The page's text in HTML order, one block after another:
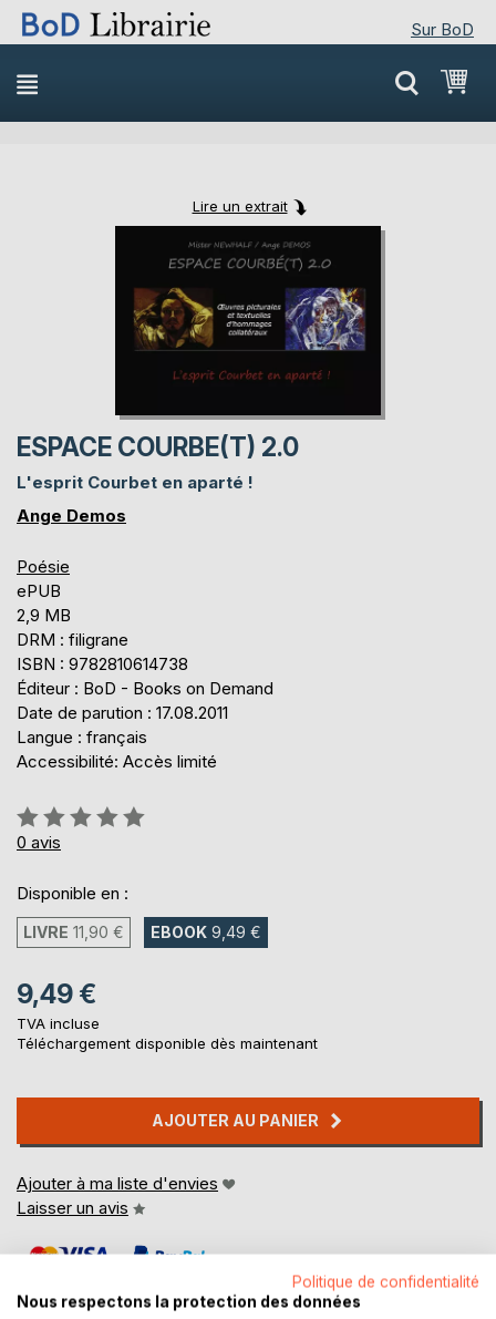
Sur BoD
Skip
to
Content
Lire un extrait
Skip
to
end
of
the
images
Skip
to
beginning
of
the
images
ESPACE COURBE(T) 2.0
L'esprit Courbet en aparté !
Ange Demos
Poésie
ePUB
2,9 MB
DRM : filigrane
ISBN : 9782810614738
Éditeur : BoD - Books on Demand
Date de parution : 17.08.2011
Langue : français
Accessibilité: Accès limité
Évaluation:
0%
0 avis
Disponible en :
LIVRE 11,90 € EBOOK 9,49 €
9,49 €
TVA incluse
Téléchargement disponible dès maintenant
AJOUTER AU PANIER
Ajouter à ma liste d'envies
Laisser un avis
Politique de confidentialité
Nous respectons la protection des données